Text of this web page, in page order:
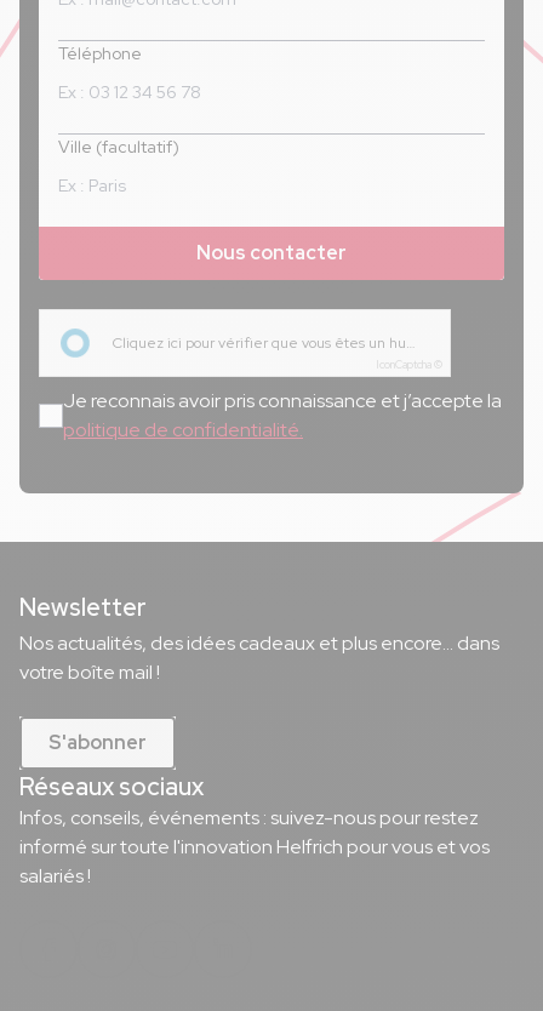
Téléphone
Ville (facultatif)
Nous contacter
IconCaptcha ©
Cliquez ici pour vérifier que vous êtes un humain
Je reconnais avoir pris connaissance et j’accepte la
politique de confidentialité.
Newsletter
Nos actualités, des idées cadeaux et plus encore... dans
votre boîte mail !
S'abonner
Réseaux sociaux
Infos, conseils, événements : suivez-nous pour restez
informé sur toute l'innovation Helfrich pour vous et vos
salariés !